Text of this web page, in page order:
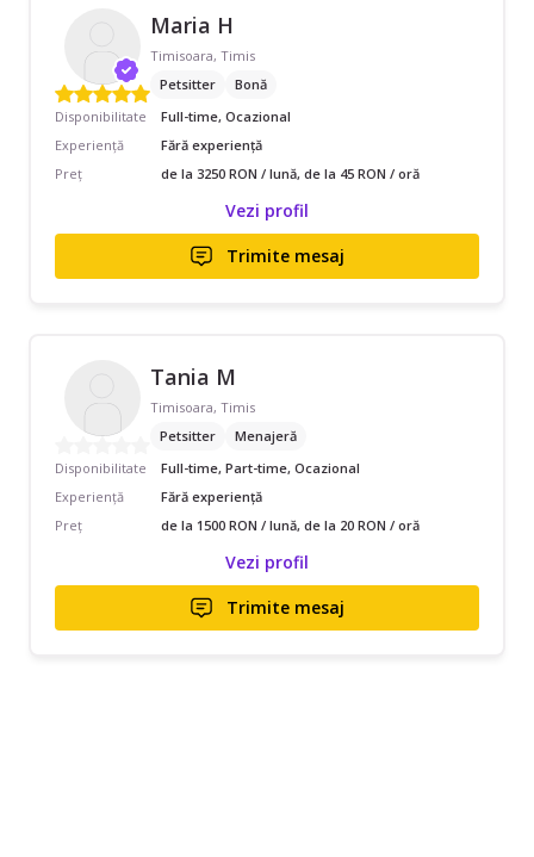
Maria H
Timisoara, Timis
Petsitter
Bonă
Disponibilitate
Full-time, Ocazional
Experiență
Fără experiență
Preț
de la 3250 RON / lună, de la 45 RON / oră
Vezi profil
Trimite mesaj
Tania M
Timisoara, Timis
Petsitter
Menajeră
Disponibilitate
Full-time, Part-time, Ocazional
Experiență
Fără experiență
Preț
de la 1500 RON / lună, de la 20 RON / oră
Vezi profil
Trimite mesaj